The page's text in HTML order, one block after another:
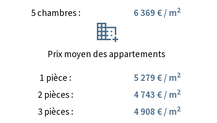
5 chambres : 6 369 € / m2
Prix moyen des appartements
1 pièce : 5 279 € / m2
2 pièces : 4 743 € / m2
3 pièces : 4 908 € / m2